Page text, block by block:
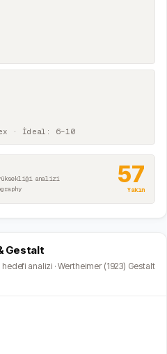
· İdeal: 6–10
analizi
57
Yakın
Gestalt
hedefi analizi · Wertheimer (1923) Gestalt